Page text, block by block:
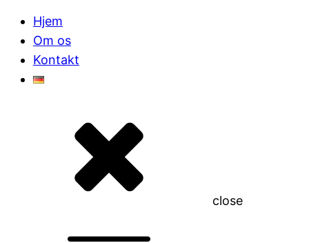
Hjem
Om os
Kontakt
close